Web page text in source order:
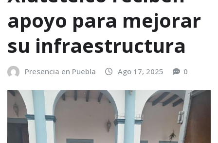
apoyo para mejorar
su infraestructura
Presencia en Puebla Ago 17, 2025 0